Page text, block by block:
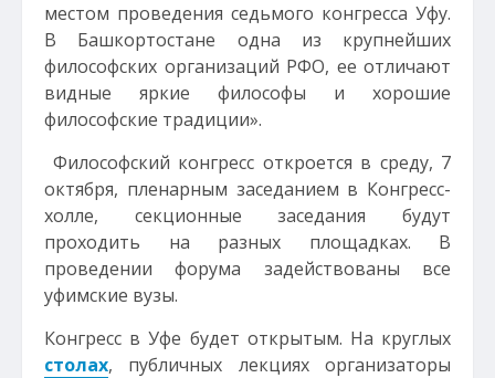
местом проведения седьмого конгресса Уфу.
В Башкортостане одна из крупнейших
философских организаций РФО, ее отличают
видные яркие философы и хорошие
философские традиции».
Философский конгресс откроется в среду, 7
октября, пленарным заседанием в Конгресс-
холле, секционные заседания будут
проходить на разных площадках. В
проведении форума задействованы все
уфимские вузы.
Конгресс в Уфе будет открытым. На круглых
столах, публичных лекциях организаторы